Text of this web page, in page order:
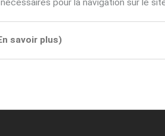
pour la navigation sur le
savoir plus)